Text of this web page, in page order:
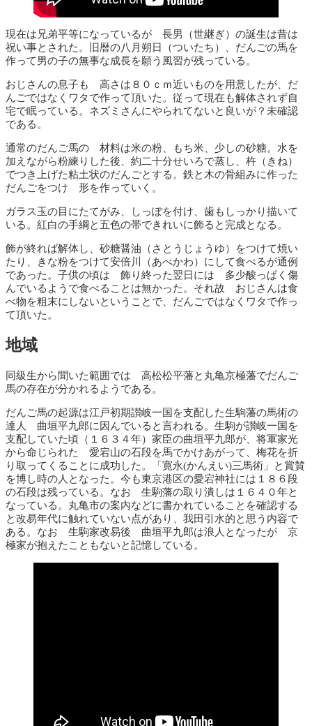
現在は兄弟平等になっているが 長男（世継ぎ）の誕生は昔は
祝い事とされた。旧暦の八月朔日（ついたち）、だんごの馬を
作って男の子の無事な成長を願う風習が残っている。
おじさんの息子も 高さは８０ｃｍ近いものを用意したが、だ
んごではなくワタで作って頂いた。従って現在も解体されず自
宅で眠っている。ネズミさんにやられてないと良いが？未確認
である。
通常のだんご馬の 材料は米の粉、もち米、少しの砂糖。水を
加えながら粉練りした後、約二十分せいろで蒸し、杵（きね）
でつき上げた粘土状のだんごとする。鉄と木の骨組みに作った
だんごをつけ 形を作っていく。
ガラス玉の目にたてがみ、しっぽを付け、歯もしっかり描いて
いる。紅白の手綱と五色の帯できれいに飾ると完成となる。
飾が終れば解体し、砂糖醤油（さとうじょうゆ）をつけて焼い
たり、きな粉をつけて安倍川（あべかわ）にして食べるが通例
であった。子供の頃は 飾り終った翌日には 多少酸っぱく傷
んでいるようで食べることは無かった。それ故 おじさんは食
べ物を粗末にしないということで、だんごではなくワタで作っ
て頂いた。
地域
同級生から聞いた範囲では 高松松平藩と丸亀京極藩でだんご
馬の存在が分かれるようである。
だんご馬の起源は江戸初期讃岐一国を支配した生駒藩の馬術の
達人 曲垣平九郎に因んでいると言われる。生駒が讃岐一国を
支配していた頃（１６３４年）家臣の曲垣平九郎が、将軍家光
から命じられた 愛宕山の石段を馬でかけあがって、梅花を折
り取ってくることに成功した。「寛永(かんえい)三馬術」と賞賛
を博し時の人となった。今も東京港区の愛宕神社には１８６段
の石段は残っている。なお 生駒藩の取り潰しは１６４０年と
なっている。丸亀市の案内などに書かれていることを確認する
と改易年代に触れていない点があり、我田引水的と思う内容で
ある。なお 生駒家改易後 曲垣平九郎は浪人となったが 京
極家が抱えたこともないと記憶している。